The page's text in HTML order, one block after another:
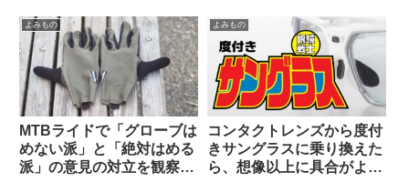
よみもの
MTBライドで「グローブは
めない派」と「絶対はめる
派」の意見の対立を観察す
よみもの
コンタクトレンズから度付
きサングラスに乗り換えた
ら、想像以上に具合がよか